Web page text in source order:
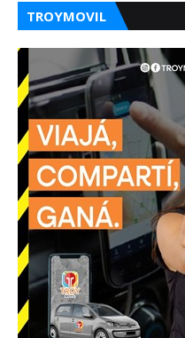
TROYMOVIL